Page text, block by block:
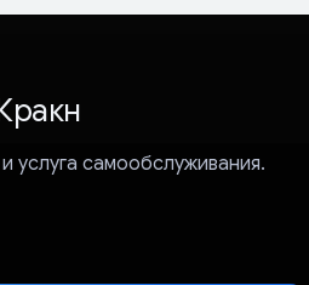
услуга самообслуживания.